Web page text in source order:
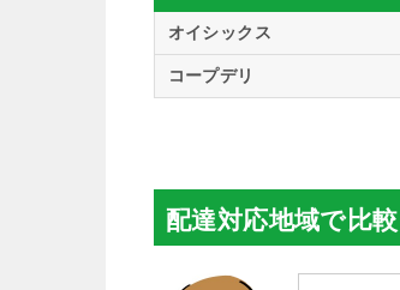
オイシックス
コープデリ
配達対応地域で比